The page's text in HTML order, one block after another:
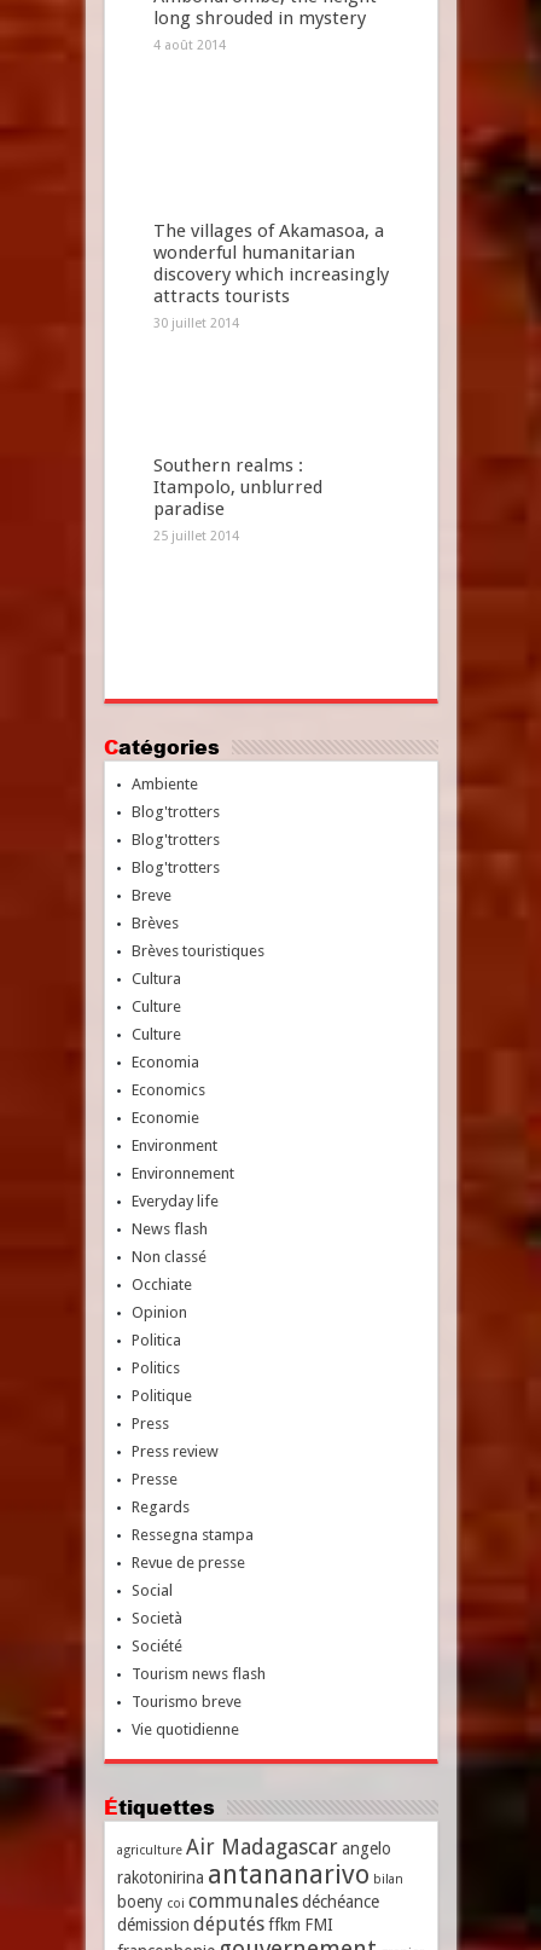
long shrouded in mystery
4 août 2014
The villages of Akamasoa, a
wonderful humanitarian
discovery which increasingly
attracts tourists
30 juillet 2014
Southern realms :
Itampolo, unblurred
paradise
25 juillet 2014
Catégories
Ambiente
Blog'trotters
Blog'trotters
Blog'trotters
Breve
Brèves
Brèves touristiques
Cultura
Culture
Culture
Economia
Economics
Economie
Environment
Environnement
Everyday life
News flash
Non classé
Occhiate
Opinion
Politica
Politics
Politique
Press
Press review
Presse
Regards
Ressegna stampa
Revue de presse
Social
Società
Société
Tourism news flash
Tourismo breve
Vie quotidienne
Étiquettes
agriculture Air Madagascar angelo
rakotonirina antananarivo bilan
boeny coi communales déchéance
démission députés ffkm FMI